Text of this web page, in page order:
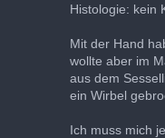
Histologie: kein
Mit der Hand
wollte aber im
aus dem
ein Wirbel
Ich muss mich